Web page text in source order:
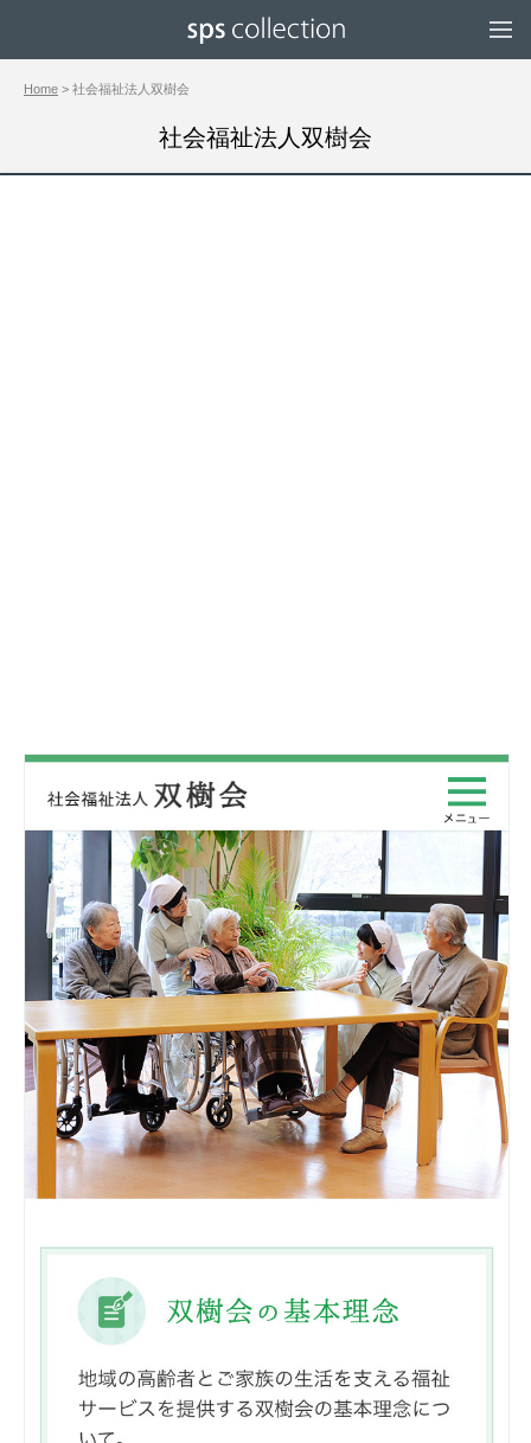
Home > 社会福祉法人双樹会
社会福祉法人双樹会